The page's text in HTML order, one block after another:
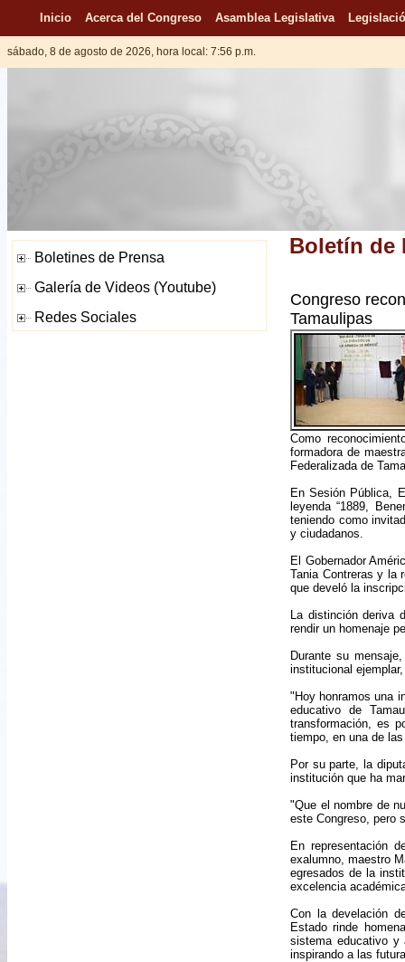
Inicio Acerca del Congreso Asamblea Legislativa
sábado, 8 de agosto de 2026, hora local: 7:56 p.m.
Boletín de
Congreso
Tamaulipas
Como
formadora de
Federalizada de
En Sesión Pública,
leyenda “1889,
teniendo como
y ciudadanos.
El Gobernador
Tania Contreras y la
que develó la
La distinción deriva
rendir un homenaje
Durante su
institucional
"Hoy honramos una
educativo de
transformación, es
tiempo, en una de
Por su parte, la
institución que ha
"Que el nombre de
este Congreso, pero
En representación
exalumno, maestro
egresados de la
excelencia
Con la develación
Estado rinde
sistema educativo y
inspirando a las